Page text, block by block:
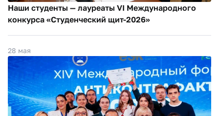
Наши студенты — лауреаты VI Международного
конкурса «Студенческий щит-2026»
28 мая